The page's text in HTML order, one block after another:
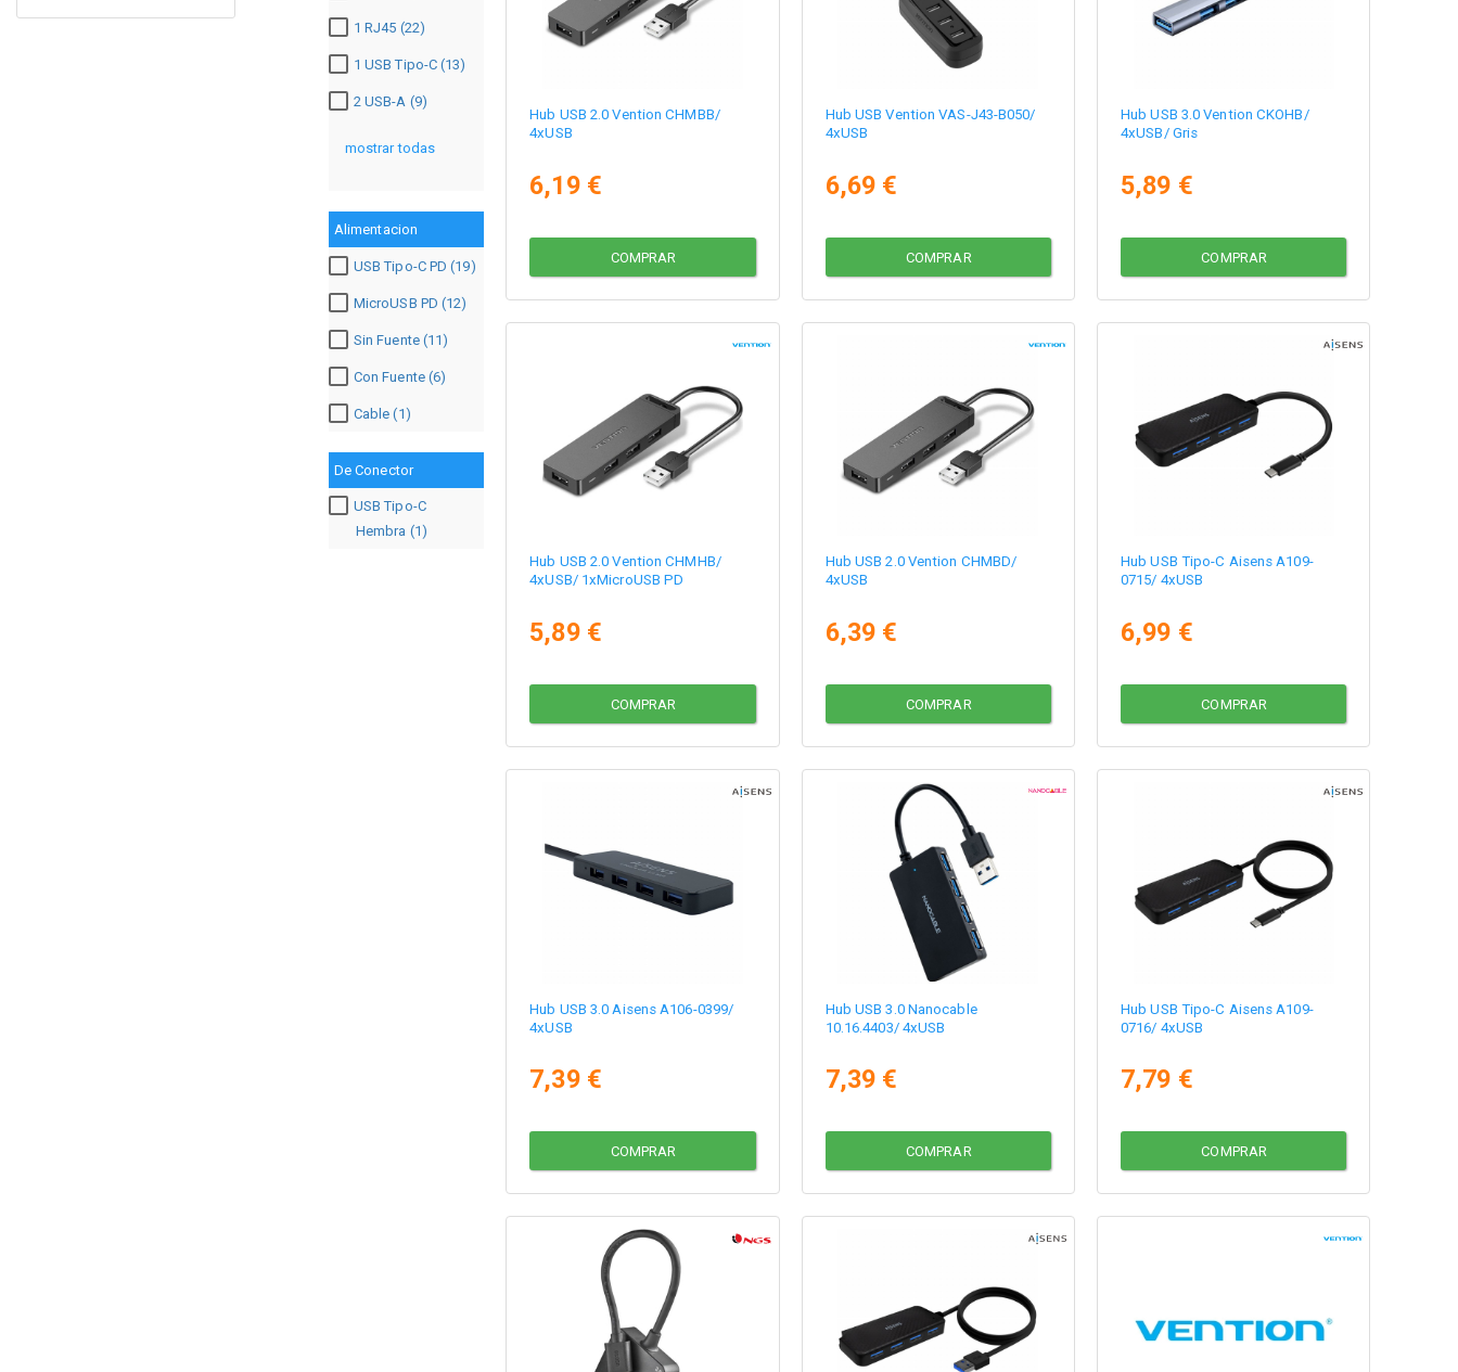
1 RJ45 (22)
1 USB Tipo-C (13)
2 USB-A (9)
mostrar todas
Alimentacion
USB Tipo-C PD (19)
MicroUSB PD (12)
Sin Fuente (11)
Con Fuente (6)
Cable (1)
De Conector
USB Tipo-C
Hembra (1)
Hub USB 2.0 Vention CHMBB/
4xUSB
6,19 €
COMPRAR
Hub USB Vention VAS-J43-B050/
4xUSB
6,69 €
COMPRAR
Hub USB 3.0 Vention CKOHB/
4xUSB/ Gris
5,89 €
COMPRAR
Hub USB 2.0 Vention CHMHB/
4xUSB/ 1xMicroUSB PD
5,89 €
COMPRAR
Hub USB 2.0 Vention CHMBD/
4xUSB
6,39 €
COMPRAR
Hub USB Tipo-C Aisens A109-
0715/ 4xUSB
6,99 €
COMPRAR
Hub USB 3.0 Aisens A106-0399/
4xUSB
7,39 €
COMPRAR
Hub USB 3.0 Nanocable
10.16.4403/ 4xUSB
7,39 €
COMPRAR
Hub USB Tipo-C Aisens A109-
0716/ 4xUSB
7,79 €
COMPRAR